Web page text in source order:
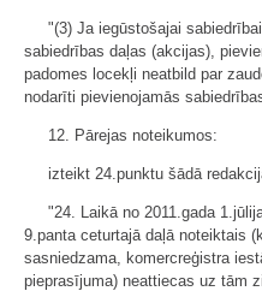
"(3) Ja iegūstošajai
sabiedrības daļas (akcijas),
padomes locekļi neatbild par
nodarīti pievienojamās
12. Pārejas noteikumos:
izteikt 24.punktu šādā
"24. Laikā no 2011.gada
9.panta ceturtajā daļā noteiktais
sasniedzama, komercreģistra
pieprasījuma) neattiecas uz tām